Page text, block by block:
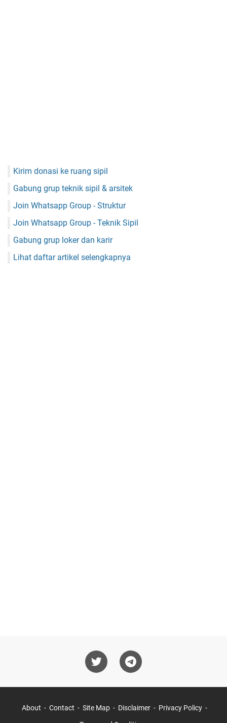
Kirim donasi ke ruang sipil
Gabung grup teknik sipil & arsitek
Join Whatsapp Group - Struktur
Join Whatsapp Group - Teknik Sipil
Gabung grup loker dan karir
Lihat daftar artikel selengkapnya
About Contact Site Map Disclaimer Privacy Policy